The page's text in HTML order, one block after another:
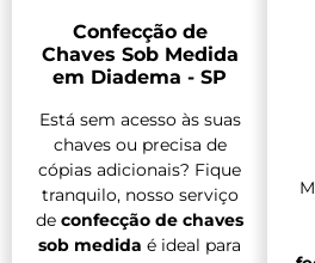
Confecção de
Chaves Sob Medida
em Diadema - SP
Está sem acesso às suas
chaves ou precisa de
cópias adicionais? Fique
tranquilo, nosso serviço
de confecção de chaves
sob medida é ideal para